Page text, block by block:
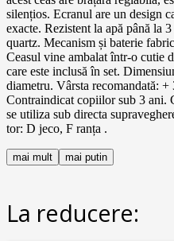
silențios. Ecranul are un design
exacte. Rezistent la apă până la
quartz. Mecanism și baterie
Ceasul vine ambalat într-o cutie
care este inclusă în set.
diametru. Vârsta recomandată:
Contraindicat copiilor sub 3 ani.
se utiliza sub directa
tor: D jeco, F ranța .
mai mult mai putin
La reducere: